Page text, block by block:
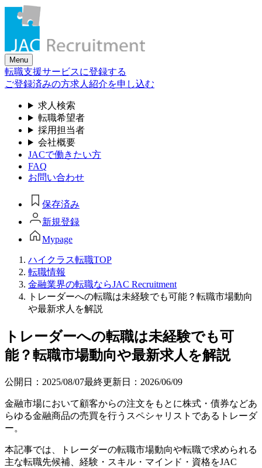
Skip
content
Menu
転職支援サービスに登録する
ご登録済みの方求人紹介を申し込む
求人検索
転職希望者
採用担当者
会社概要
JACで働きたい方
FAQ
お問い合わせ
保存済み
新規登録
Mypage
ハイクラス転職TOP
転職情報
金融業界の転職ならJAC Recruitment
トレーダーへの転職は未経験でも可能？転職市場動向
や最新求人を解説
トレーダーへの転職は未経験でも可
能？転職市場動向や最新求人を解説
公開日： 2025/08/07最終更新日： 2026/06/09
金融市場において顧客からの注文をもとに株式・債券などあ
らゆる金融商品の売買を行うスペシャリストであるトレーダ
ー。
本記事では、トレーダーの転職市場動向や転職で求められる
主な転職先候補、経験・スキル・マインド・資格をJAC